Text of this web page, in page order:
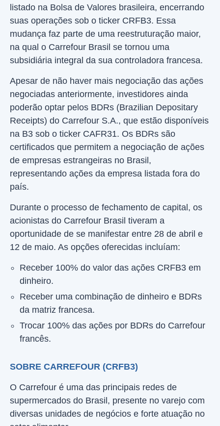
listado na Bolsa de Valores brasileira, encerrando
suas operações sob o ticker CRFB3. Essa
mudança faz parte de uma reestruturação maior,
na qual o Carrefour Brasil se tornou uma
subsidiária integral da sua controladora francesa.
Apesar de não haver mais negociação das ações
negociadas anteriormente, investidores ainda
poderão optar pelos BDRs (Brazilian Depositary
Receipts) do Carrefour S.A., que estão disponíveis
na B3 sob o ticker CAFR31. Os BDRs são
certificados que permitem a negociação de ações
de empresas estrangeiras no Brasil,
representando ações da empresa listada fora do
país.
Durante o processo de fechamento de capital, os
acionistas do Carrefour Brasil tiveram a
oportunidade de se manifestar entre 28 de abril e
12 de maio. As opções oferecidas incluíam:
Receber 100% do valor das ações CRFB3 em
dinheiro.
Receber uma combinação de dinheiro e BDRs
da matriz francesa.
Trocar 100% das ações por BDRs do Carrefour
francês.
SOBRE CARREFOUR (CRFB3)
O Carrefour é uma das principais redes de
supermercados do Brasil, presente no varejo com
diversas unidades de negócios e forte atuação no